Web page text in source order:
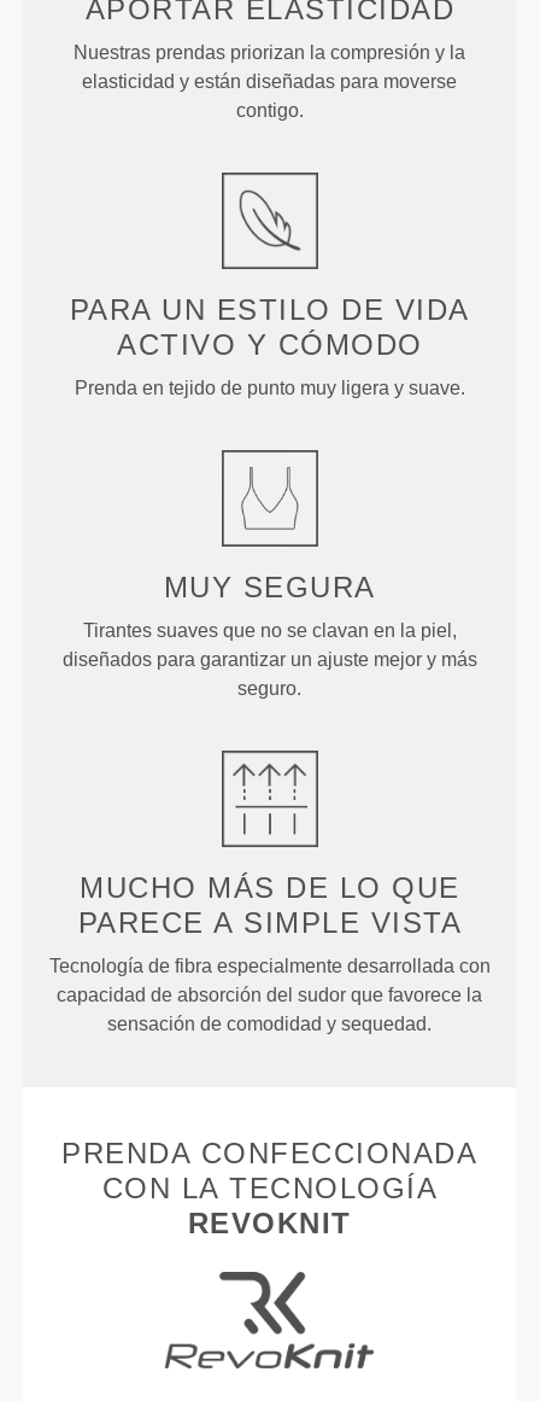
APORTAR ELASTICIDAD
Nuestras prendas priorizan la compresión y la
elasticidad y están diseñadas para moverse
contigo.
PARA UN ESTILO DE VIDA
ACTIVO Y CÓMODO
Prenda en tejido de punto muy ligera y suave.
MUY SEGURA
Tirantes suaves que no se clavan en la piel,
diseñados para garantizar un ajuste mejor y más
seguro.
MUCHO MÁS DE LO QUE
PARECEA SIMPLE VISTA
Tecnología de fibra especialmente desarrollada con
capacidad de absorción del sudor que favorece la
sensación de comodidad y sequedad.
PRENDA CONFECCIONADA
CON LA TECNOLOGÍA
REVOKNIT